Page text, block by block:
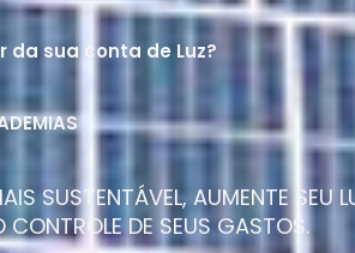
da sua conta de Luz?
SUSTENTÁVEL, AUMENTE SEU
CONTROLE DE SEUS GASTOS.